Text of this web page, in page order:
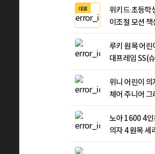
대표
위키드 초등학
이조절 모션 책
루키 원목 어
대프레임 SS(
위니 어린이
체어 주니어 그
노아 1600 4인
의자 4 원목 세